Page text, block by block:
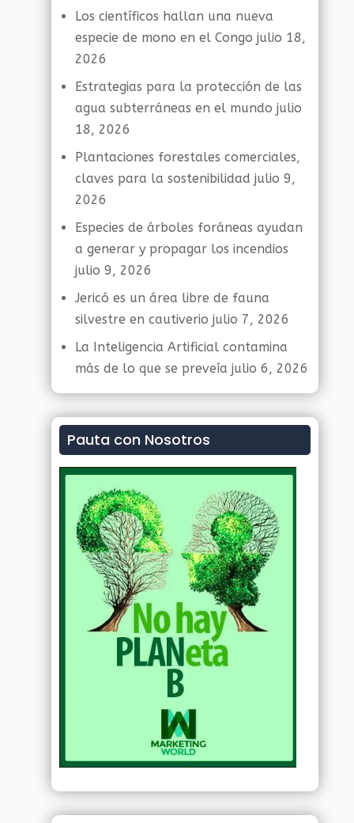
Los científicos hallan una nueva
especie de mono en el Congo julio 18,
2026
Estrategias para la protección de las
agua subterráneas en el mundo julio
18, 2026
Plantaciones forestales comerciales,
claves para la sostenibilidad julio 9,
2026
Especies de árboles foráneas ayudan
a generar y propagar los incendios
julio 9, 2026
Jericó es un área libre de fauna
silvestre en cautiverio julio 7, 2026
La Inteligencia Artificial contamina
más de lo que se preveía julio 6, 2026
Pauta con Nosotros